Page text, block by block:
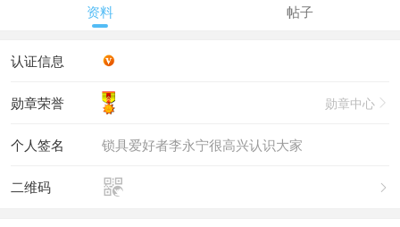
资料 帖子
认证信息

勋章中心
勋章荣誉
锁具爱好者李永宁很高兴认识大家
个人签名


二维码